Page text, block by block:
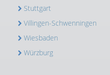
Stuttgart
Villingen-Schwenningen
Wiesbaden
Würzburg